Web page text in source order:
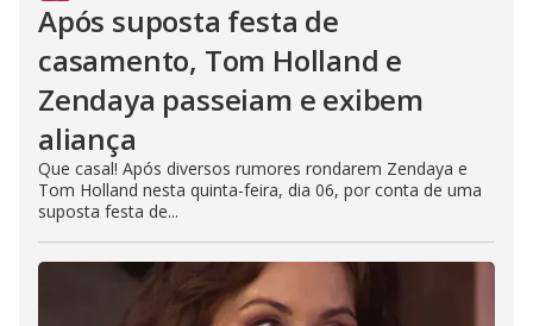
Após suposta festa de
casamento, Tom Holland e
Zendaya passeiam e exibem
aliança
Que casal! Após diversos rumores rondarem Zendaya e
Tom Holland nesta quinta-feira, dia 06, por conta de uma
suposta festa de...